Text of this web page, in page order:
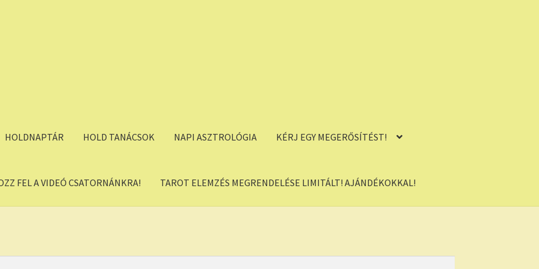
HOLDNAPTÁR HOLD TANÁCSOK NAPI ASZTROLÓGIA KÉRJ EGY MEGERŐSÍTÉST!
FEL A VIDEÓ CSATORNÁNKRA! TAROT ELEMZÉS MEGRENDELÉSE LIMITÁLT! AJÁNDÉKOKKAL!